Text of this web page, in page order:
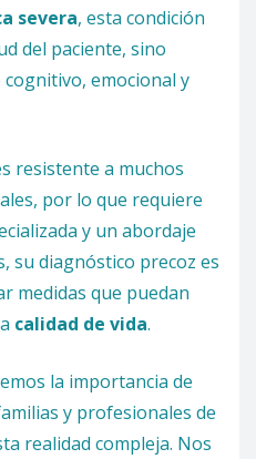
severa, esta condición
del paciente, sino
emocional y
resistente a muchos
por lo que requiere
y un abordaje
su diagnóstico precoz es
medidas que puedan
calidad de vida.
la importancia de
y profesionales de
realidad compleja. Nos